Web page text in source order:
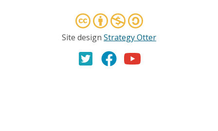
Site design Strategy Otter